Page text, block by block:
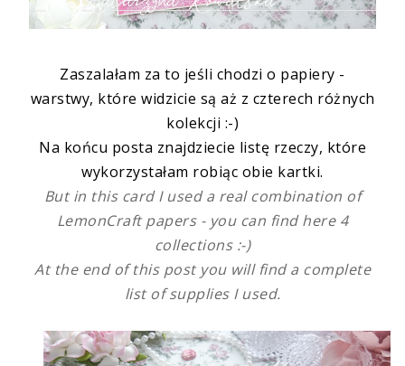
Zaszalałam za to jeśli chodzi o papiery -
warstwy, które widzicie są aż z czterech różnych
kolekcji :-)
Na końcu posta znajdziecie listę rzeczy, które
wykorzystałam robiąc obie kartki.
But in this card I used a real combination of
LemonCraft papers - you can find here 4
collections :-)
At the end of this post you will find a complete
list of supplies I used.